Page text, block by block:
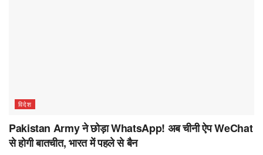
विदेश
Pakistan Army ने छोड़ा WhatsApp! अब चीनी ऐप WeChat
से होगी बातचीत, भारत में पहले से बैन